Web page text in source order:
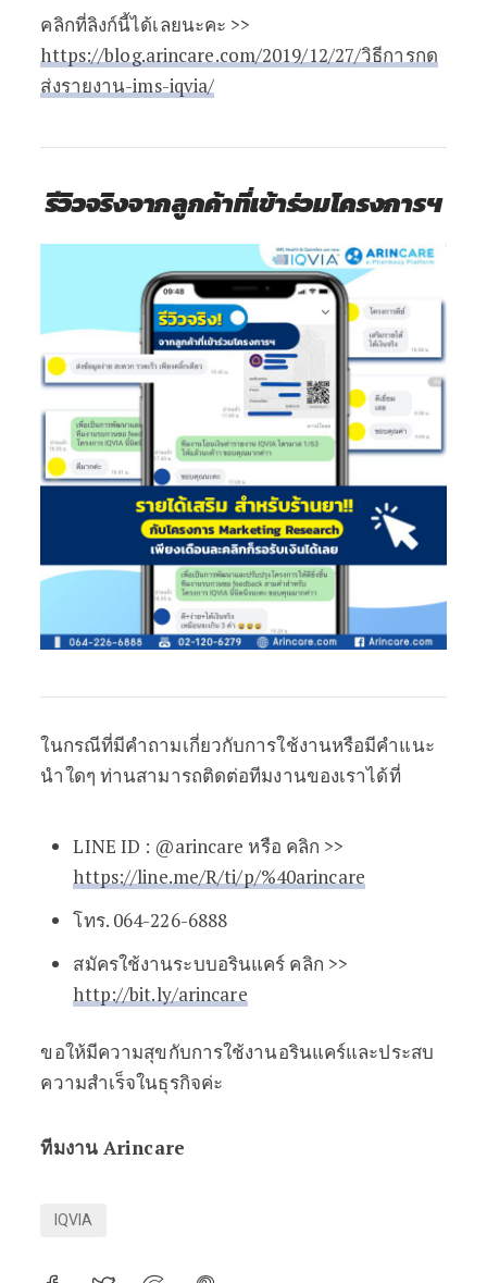
คลิกที่ลิงก์นี้ได้เลยนะคะ >>
https://blog.arincare.com/2019/12/27/วิธีการกด
ส่งรายงาน-ims-iqvia/
รีวิวจริงจากลูกค้าที่เข้าร่วมโครงการฯ
ในกรณีที่มีคำถามเกี่ยวกับการใช้งานหรือมีคำแนะ
นำใดๆ ท่านสามารถติดต่อทีมงานของเราได้ที่
LINE ID : @arincare หรือ คลิก >>
https://line.me/R/ti/p/%40arincare
โทร. 064-226-6888
สมัครใช้งานระบบอรินแคร์ คลิก >>
http://bit.ly/arincare
ขอให้มีความสุขกับการใช้งานอรินแคร์และประสบ
ความสำเร็จในธุรกิจค่ะ
ทีมงาน Arincare
IQVIA